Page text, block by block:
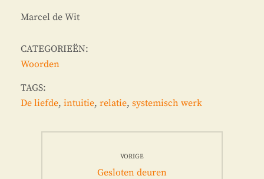
Marcel de Wit
CATEGORIEËN:
Woorden
TAGS:
De liefde, intuitie, relatie, systemisch werk
navigatie
VORIGE
Vorig
Gesloten deuren